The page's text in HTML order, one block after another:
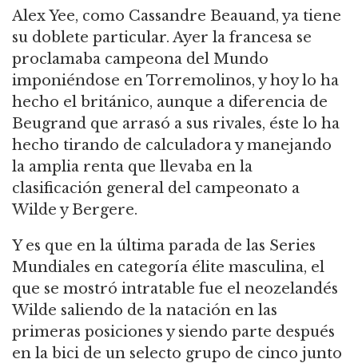
Alex Yee, como Cassandre Beauand, ya tiene
su doblete particular. Ayer la francesa se
proclamaba campeona del Mundo
imponiéndose en Torremolinos, y hoy lo ha
hecho el británico, aunque a diferencia de
Beugrand que arrasó a sus rivales, éste lo ha
hecho tirando de calculadora y manejando
la amplia renta que llevaba en la
clasificación general del campeonato a
Wilde y Bergere.
Y es que en la última parada de las Series
Mundiales en categoría élite masculina, el
que se mostró intratable fue el neozelandés
Wilde saliendo de la natación en las
primeras posicionesy siendo parte después
en la bici de un selecto grupo de cinco junto